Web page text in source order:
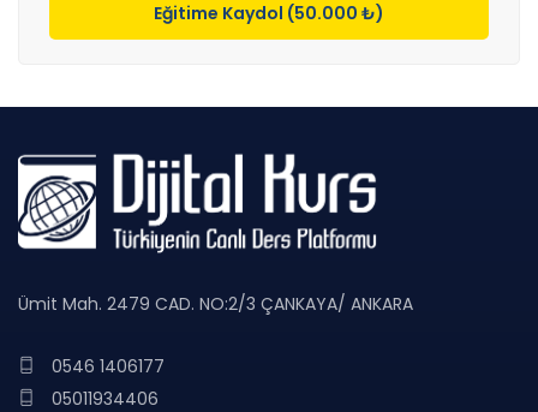
Eğitime Kaydol (50.000 ₺)
Ümit Mah. 2479 CAD. NO:2/3 ÇANKAYA/ ANKARA
0546 1406177
05011934406